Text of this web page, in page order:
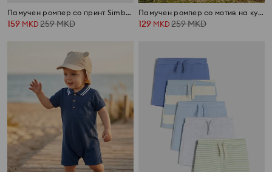
Памучен ромпер со принт Simba The Lion King
159 MKD 259MKD
Памучен ромпер со мотив на куче
129 MKD 259MKD